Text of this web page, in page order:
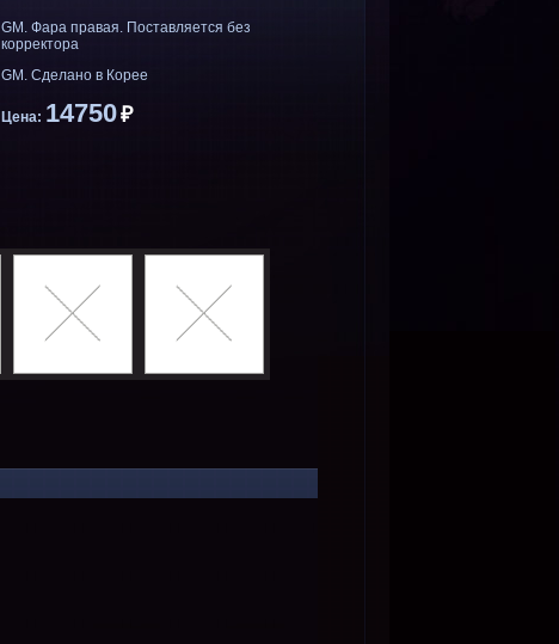
GM. Фара правая. Поставляется без
корректора
GM. Сделано в Корее
Цена: 14750₽